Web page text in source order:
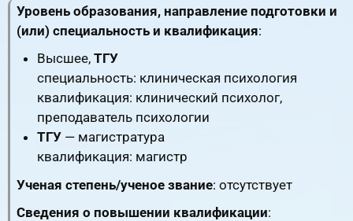
Уровень образования, направление подготовки и
(или) специальность и квалификация:
Высшее, ТГУ
специальность: клиническая психология
квалификация: клинический психолог,
преподаватель психологии
ТГУ— магистратура
квалификация: магистр
Ученая степень/ученое звание: отсутствует
Сведения о повышении квалификации: